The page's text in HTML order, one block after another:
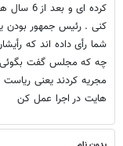
کرده ای
کنی . رئيس جمهور بودن
شما رأی داده اند که
چه که مجلس گفت بگوئی
مجریه کردند یعنی
هایت در اجرا عمل کن